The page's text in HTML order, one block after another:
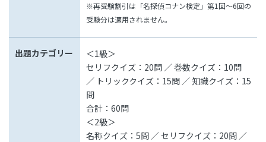
※再受験割引は「名探偵コナン検定」第1回～6回の
受験分は適用されません。
出題カテゴリー
＜1級＞
セリフクイズ：20問 ／ 巻数クイズ：10問
／ トリッククイズ：15問 ／ 知識クイズ：15
問
合計：60問
＜2級＞
名称クイズ：5問 ／ セリフクイズ：20問 ／